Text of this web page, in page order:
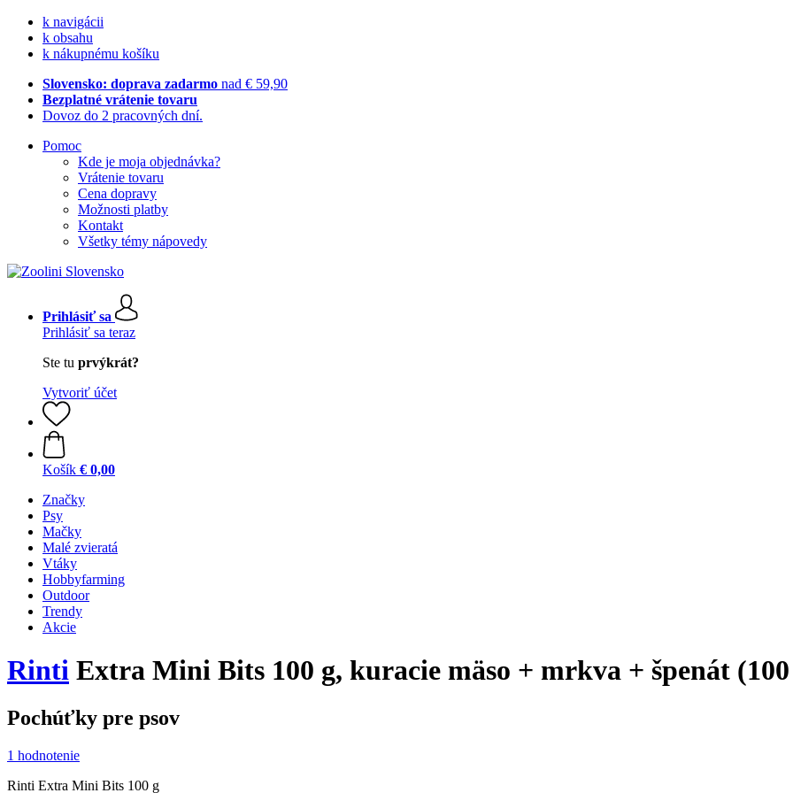
k navigácii
k obsahu
k nákupnému košíku
Slovensko: doprava zadarmo nad € 59,90
Bezplatné vrátenie tovaru
Dovoz do 2 pracovných dní.
Pomoc
Kde je moja objednávka?
Vrátenie tovaru
Cena dopravy
Možnosti platby
Kontakt
Všetky témy nápovedy
Prihlásiť sa
Prihlásiť sa teraz
Ste tu prvýkrát?
Vytvoriť účet
Košík € 0,00
Značky
Psy
Mačky
Malé zvieratá
Vtáky
Hobbyfarming
Outdoor
Trendy
Akcie
Rinti Extra Mini Bits 100 g, kuracie mäso + mrkva + špenát
Pochúťky pre psov
1 hodnotenie
Rinti Extra Mini Bits 100 g